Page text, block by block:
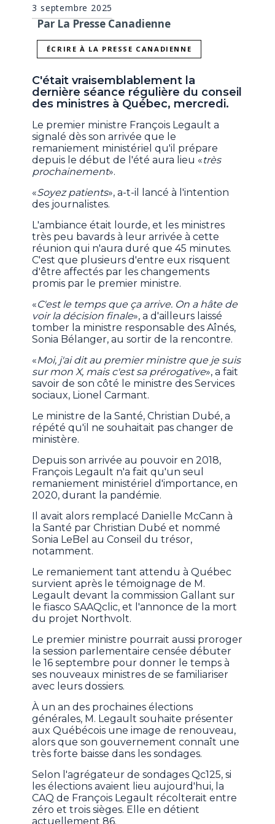
3 septembre 2025
Par La Presse Canadienne
ÉCRIRE À LA PRESSE CANADIENNE
C'était vraisemblablement la
dernière séance régulière du conseil
des ministres à Québec, mercredi.
Le premier ministre François Legault a
signalé dès son arrivée que le
remaniement ministériel qu'il prépare
depuis le début de l'été aura lieu «très
prochainement».
«Soyez patients», a-t-il lancé à l'intention
des journalistes.
L'ambiance était lourde, et les ministres
très peu bavards à leur arrivée à cette
réunion qui n'aura duré que 45 minutes.
C'est que plusieurs d'entre eux risquent
d'être affectés par les changements
promis par le premier ministre.
«C'est le temps que ça arrive. On a hâte de
voir la décision finale», a d'ailleurs laissé
tomber la ministre responsable des Aînés,
Sonia Bélanger, au sortir de la rencontre.
«Moi, j'ai dit au premier ministre que je suis
sur mon X, mais c'est sa prérogative», a fait
savoir de son côté le ministre des Services
sociaux, Lionel Carmant.
Le ministre de la Santé, Christian Dubé, a
répété qu'il ne souhaitait pas changer de
ministère.
Depuis son arrivée au pouvoir en 2018,
François Legault n'a fait qu'un seul
remaniement ministériel d'importance, en
2020, durant la pandémie.
Il avait alors remplacé Danielle McCann à
la Santé par Christian Dubé et nommé
Sonia LeBel au Conseil du trésor,
notamment.
Le remaniement tant attendu à Québec
survient après le témoignage de M.
Legault devant la commission Gallant sur
le fiasco SAAQclic, et l'annonce de la mort
du projet Northvolt.
Le premier ministre pourrait aussi proroger
la session parlementaire censée débuter
le 16 septembre pour donner le temps à
ses nouveaux ministres de se familiariser
avec leurs dossiers.
À un an des prochaines élections
générales, M. Legault souhaite présenter
aux Québécois une image de renouveau,
alors que son gouvernement connaît une
très forte baisse dans les sondages.
Selon l'agrégateur de sondages Qc125, si
les élections avaient lieu aujourd'hui, la
CAQ de François Legault récolterait entre
zéro et trois sièges. Elle en détient
actuellement 86.